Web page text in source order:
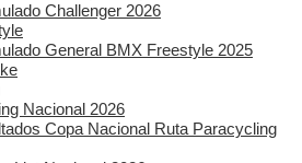
Challenger 2026
General BMX Freestyle 2025
Nacional 2026
Copa Nacional Ruta Paracycling